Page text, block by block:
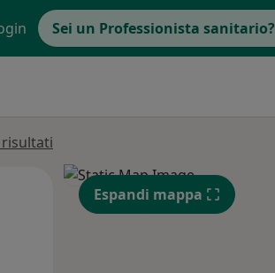
Sei un Professionista sanitario?
Mer, Gio,
13 Ago
Espandi mappa